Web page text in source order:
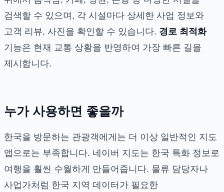
검색할 수 있으며, 각 시설마다 상세한 사업 정보와
고객 리뷰, 사진을 확인할 수 있습니다. 경로 최적화
기능은 현재 교통 상황을 반영하여 가장 빠른 길을
제시합니다.
누가 사용하면 좋을까
한국을 방문하는 관광객에게는 더 이상 일반적인 지도
앱으로는 부족합니다. 네이버 지도는 한국 특화 정보로
여행을 훨씬 수월하게 만들어줍니다. 물류 담당자나
사업가처럼 한국 지역 데이터가 필요한